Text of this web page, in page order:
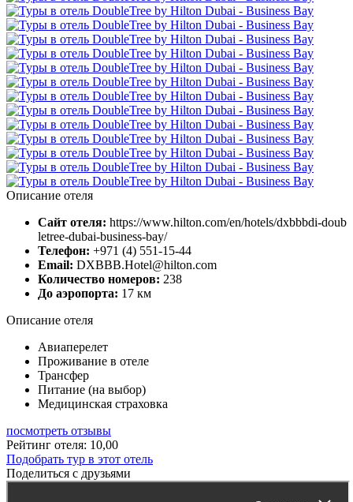
Описание отеля
Сайт отеля: https://www.hilton.com/en/hotels/dxbbbdi-doub
letree-dubai-business-bay/
Телефон: +971 (4) 551-15-44
Email: DXBBB.Hotel@hilton.com
Количество номеров: 238
До аэропорта: 17 км
Описание отеля
Авиаперелет
Проживание в отеле
Трансфер
Питание (на выбор)
Медицинская страховка
посмотреть отзывы
Рейтинг отеля: 10,00
Подобрать тур в этот отель
Поделиться с друзьями